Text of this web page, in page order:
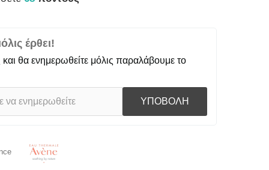
έρθει!
θα ενημερωθείτε μόλις παραλάβουμε το
ΥΠΟΒΟΛΗ